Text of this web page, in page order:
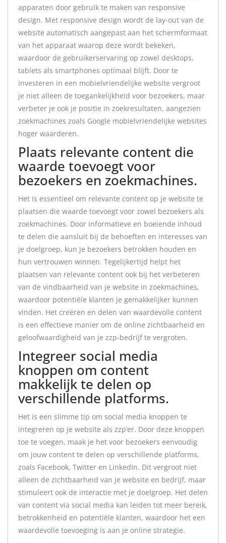
apparaten door gebruik te maken van responsive
design. Met responsive design wordt de lay-out van de
website automatisch aangepast aan het schermformaat
van het apparaat waarop deze wordt bekeken,
waardoor de gebruikerservaring op zowel desktops,
tablets als smartphones optimaal blijft. Door te
investeren in een mobielvriendelijke website vergroot
je niet alleen de toegankelijkheid voor bezoekers, maar
verbeter je ook je positie in zoekresultaten, aangezien
zoekmachines zoals Google mobielvriendelijke websites
hoger waarderen.
Plaats relevante content die
waarde toevoegt voor
bezoekers en zoekmachines.
Het is essentieel om relevante content op je website te
plaatsen die waarde toevoegt voor zowel bezoekers als
zoekmachines. Door informatieve en boeiende inhoud
te delen die aansluit bij de behoeften en interesses van
je doelgroep, kun je bezoekers betrokken houden en
hun vertrouwen winnen. Tegelijkertijd helpt het
plaatsen van relevante content ook bij het verbeteren
van de vindbaarheid van je website in zoekmachines,
waardoor potentiële klanten je gemakkelijker kunnen
vinden. Het creëren en delen van waardevolle content
is een effectieve manier om de online zichtbaarheid en
geloofwaardigheid van je zzp-bedrijf te vergroten.
Integreer social media
knoppen om content
makkelijk te delen op
verschillende platforms.
Het is een slimme tip om social media knoppen te
integreren op je website als zzp’er. Door deze knoppen
toe te voegen, maak je het voor bezoekers eenvoudig
om jouw content te delen op verschillende platforms,
zoals Facebook, Twitter en LinkedIn. Dit vergroot niet
alleen de zichtbaarheid van je website en bedrijf, maar
stimuleert ook de interactie met je doelgroep. Het delen
van content via social media kan leiden tot meer bereik,
betrokkenheid en potentiële klanten, waardoor het een
waardevolle toevoeging is aan je online strategie.